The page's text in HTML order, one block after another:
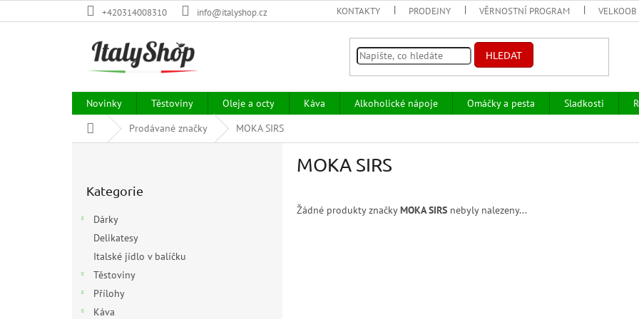
na
+420314008310 info@italyshop.cz KONTAKTY PRODEJNY VĚRNOSTNÍ PROGRAM
HLEDAT
Novinky Těstoviny Oleje a octy Káva Alkoholické nápoje Omáčky a pesta Sladkosti
Domů
Prodávané značky MOKA SIRS
kategorie
Kategorie
Dárky
Delikatesy
Italské jídlo v balíčku
Těstoviny
Přílohy
Káva
MOKA SIRS
Žádné produkty značkyMOKA SIRSnebyly nalezeny...